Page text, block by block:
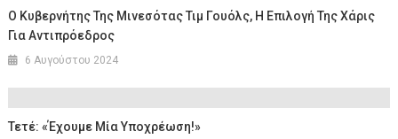
Ο Κυβερνήτης Της Μινεσότας Τιμ Γουόλς, Η Επιλογή Της Χάρις
Για Αντιπρόεδρος
6 Αυγούστου 2024
Τετέ: «Έχουμε Μία Υποχρέωση!»